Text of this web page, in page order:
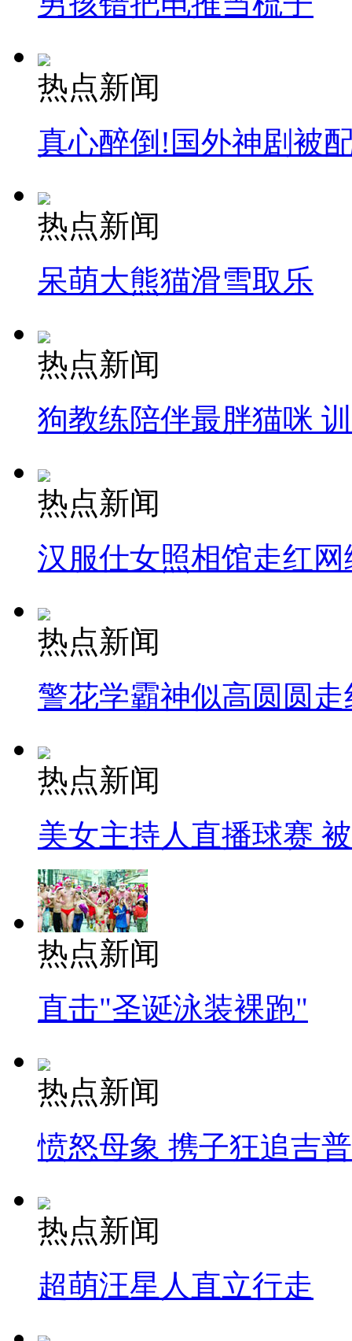
热点新闻
真心醉倒!国外神剧被
热点新闻
呆萌大熊猫滑雪取乐
热点新闻
狗教练陪伴最胖猫咪
热点新闻
汉服仕女照相馆走红网
热点新闻
警花学霸神似高圆圆走
热点新闻
美女主持人直播球赛
热点新闻
直击"圣诞泳装裸跑"
热点新闻
愤怒母象 携子狂追吉
热点新闻
超萌汪星人直立行走